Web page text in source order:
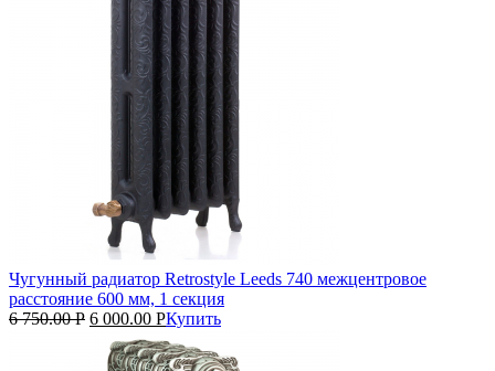
Чугунный радиатор Retrostyle Leeds 740 межцентровое
расстояние 600 мм, 1 секция
6 750.00Р 6 000.00 РКупить